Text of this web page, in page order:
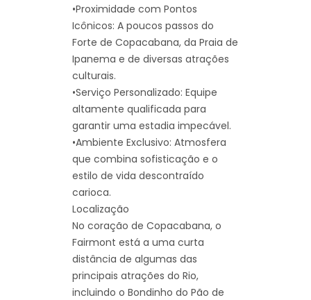
•Proximidade com Pontos
Icônicos: A poucos passos do
Forte de Copacabana, da Praia de
Ipanema e de diversas atrações
culturais.
•Serviço Personalizado: Equipe
altamente qualificada para
garantir uma estadia impecável.
•Ambiente Exclusivo: Atmosfera
que combina sofisticação e o
estilo de vida descontraído
carioca.
Localização
No coração de Copacabana, o
Fairmont está a uma curta
distância de algumas das
principais atrações do Rio,
incluindo o Bondinho do Pão de